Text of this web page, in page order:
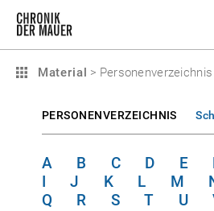
Material > Personenverzeichnis
PERSONENVERZEICHNIS
A B C D E
I
J K L M
Q
R S T U